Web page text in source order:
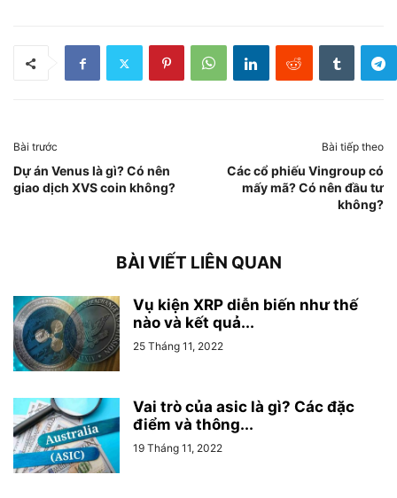
Bài trước
Dự án Venus là gì? Có nên
giao dịch XVS coin không?
Bài tiếp theo
Các cổ phiếu Vingroup có
mấy mã? Có nên đầu tư
không?
BÀI VIẾT LIÊN QUAN
Vụ kiện XRP diễn biến như thế
nào và kết quả...
25 Tháng 11, 2022
Vai trò của asic là gì? Các đặc
điểm và thông...
19 Tháng 11, 2022